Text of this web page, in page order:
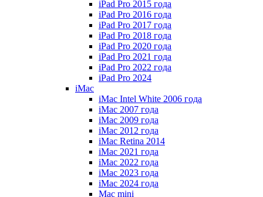
iPad Pro 2015 года
iPad Pro 2016 года
iPad Pro 2017 года
iPad Pro 2018 года
iPad Pro 2020 года
iPad Pro 2021 года
iPad Pro 2022 года
iPad Pro 2024
iMac
iMac Intel White 2006 года
iMac 2007 года
iMac 2009 года
iMac 2012 года
iMac Retina 2014
iMac 2021 года
iMac 2022 года
iMac 2023 года
iMac 2024 года
Mac mini